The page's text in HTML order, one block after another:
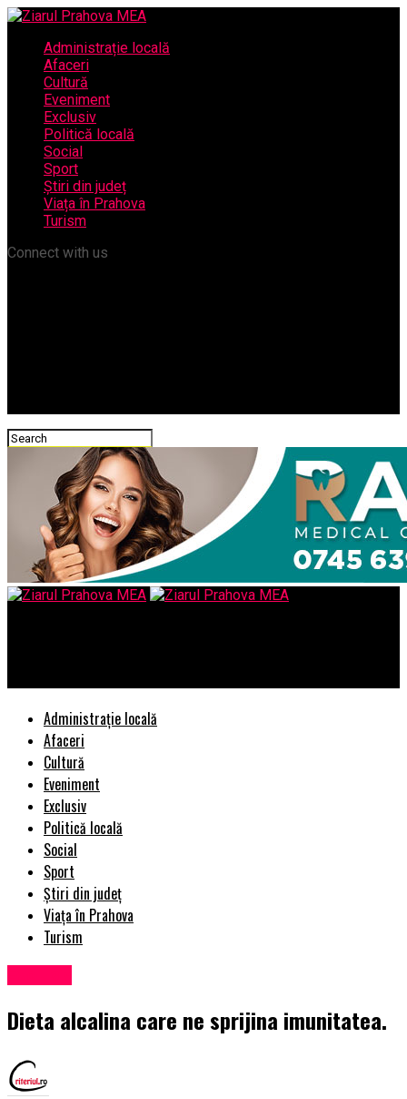
Administrație locală
Afaceri
Cultură
Eveniment
Exclusiv
Politică locală
Social
Sport
Știri din județ
Viața în Prahova
Turism
Connect with us
Administrație locală
Afaceri
Cultură
Eveniment
Exclusiv
Politică locală
Social
Sport
Știri din județ
Viața în Prahova
Turism
Dieta alcalina care ne sprijina imunitatea.